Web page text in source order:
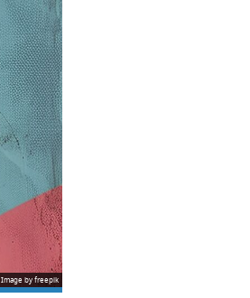
Image by freepik